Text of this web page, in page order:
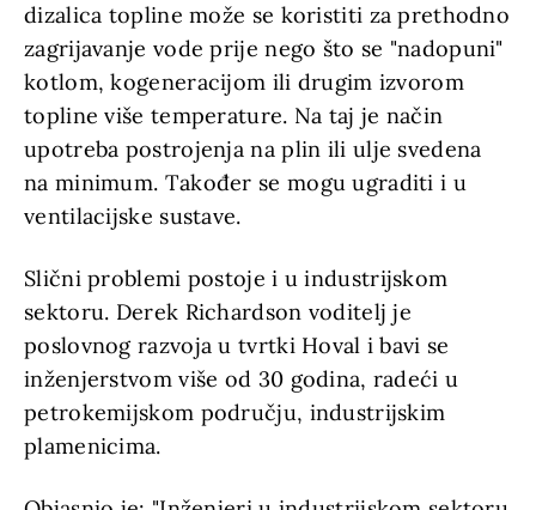
dizalica topline može se koristiti za prethodno
zagrijavanje vode prije nego što se "nadopuni"
kotlom, kogeneracijom ili drugim izvorom
topline više temperature. Na taj je način
upotreba postrojenja na plin ili ulje svedena
na minimum. Također se mogu ugraditi i u
ventilacijske sustave.
Slični problemi postoje i u industrijskom
sektoru. Derek Richardson voditelj je
poslovnog razvoja u tvrtki Hoval i bavi se
inženjerstvom više od 30 godina, radeći u
petrokemijskom području, industrijskim
plamenicima.